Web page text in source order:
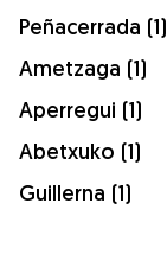
Peñacerrada (1)
Ametzaga (1)
Aperregui (1)
Abetxuko (1)
Guillerna (1)